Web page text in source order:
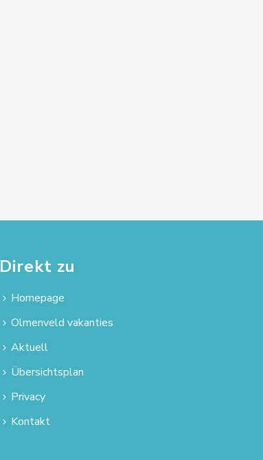
Direkt zu
Homepage
Olmenveld vakanties
Aktuell
Übersichtsplan
Privacy
Kontakt